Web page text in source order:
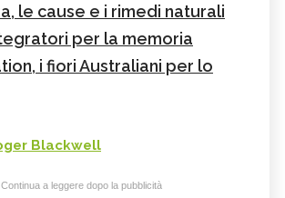
le cause e i rimedi naturali
per la memoria
i fiori Australiani per lo
Blackwell
Continua a leggere dopo la pubblicità